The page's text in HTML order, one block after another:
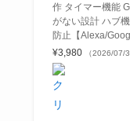
作 タイマー機能
がない設計 ハブ
防止【Alexa/
¥3,980
（2026/07/